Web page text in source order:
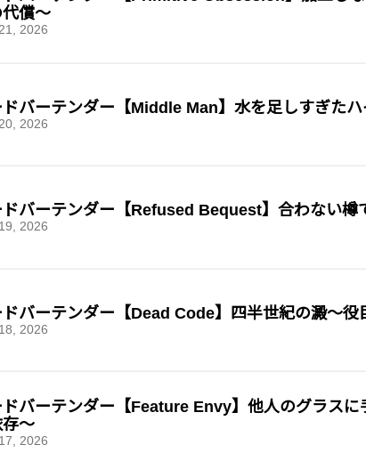
償〜
2026
ドバーテンダー【Middle Man】水を足しすぎた
2026
ドバーテンダー【Refused Bequest】合わない樽
2026
ドバーテンダー【Dead Code】四半世紀の澱〜
2026
ドバーテンダー【Feature Envy】他人のグラス
〜
2026